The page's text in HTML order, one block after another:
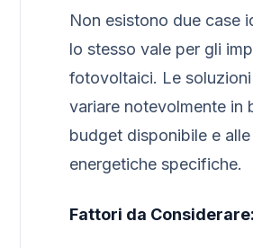
Non esistono due case
lo stesso vale per gli
fotovoltaici. Le
variare notevolmente in
budget disponibile e
energetiche specifiche.
Fattori da Considerare: